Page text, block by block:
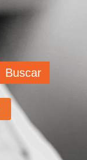
Buscar